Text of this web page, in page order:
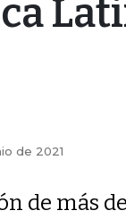
de 2021
de más